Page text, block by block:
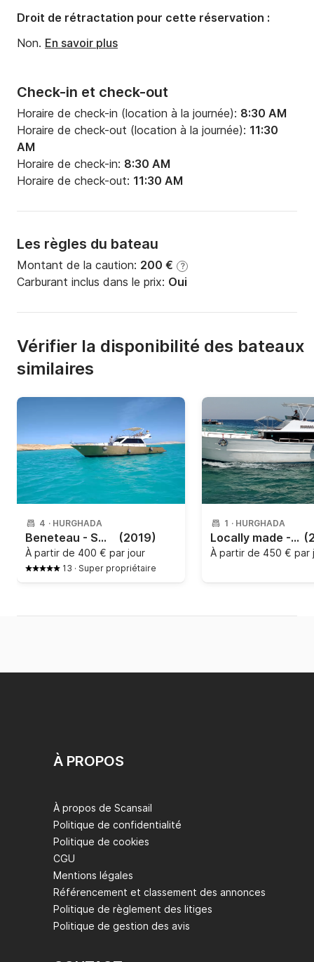
Check-in et check-out
Horaire de check-in (location à la journée): 8:30 AM
Horaire de check-out (location à la journée): 11:30
AM
Horaire de check-in: 8:30 AM
Horaire de check-out: 11:30 AM
Les règles du bateau
Montant de la caution: 200 € ?
Carburant inclus dans le prix: Oui
Droit de rétractation pour cette réservation :
Non. En savoir plus
Vérifier la disponibilité des bateaux
similaires
4 · HURGHADA
Beneteau - Swift 44 (2019)
À partir de 400 € par jour
13 · Super propriétaire
1 · HURGHADA
Locally made - Man
À partir de 450 € par
À PROPOS
À propos de Scansail
Politique de confidentialité
Politique de cookies
CGU
Mentions légales
Référencement et classement des annonces
Politique de règlement des litiges
Politique de gestion des avis